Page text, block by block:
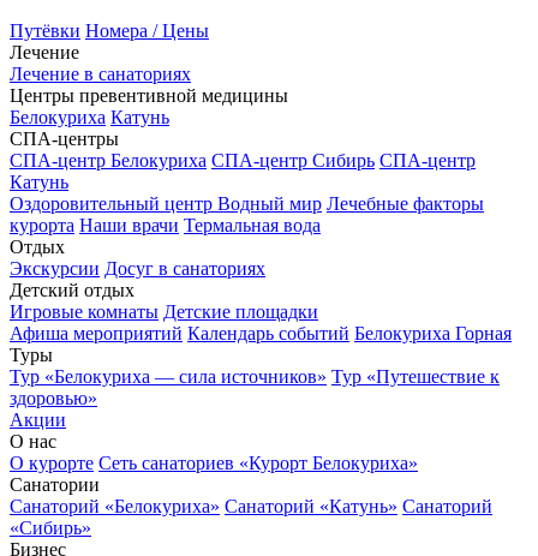
Путёвки Номера / Цены
Лечение
Лечение в санаториях
Центры превентивной медицины
Белокуриха Катунь
СПА-центры
СПА-центр Белокуриха СПА-центр Сибирь СПА-центр
Катунь
Оздоровительный центр Водный мир Лечебные факторы
курорта Наши врачи Термальная вода
Отдых
Экскурсии Досуг в санаториях
Детский отдых
Игровые комнаты Детские площадки
Афиша мероприятий Календарь событий Белокуриха Горная
Туры
Тур «Белокуриха — сила источников» Тур «Путешествие к
здоровью»
Акции
О нас
О курорте Сеть санаториев «Курорт Белокуриха»
Санатории
Санаторий «Белокуриха» Санаторий «Катунь» Санаторий
«Сибирь»
Бизнес